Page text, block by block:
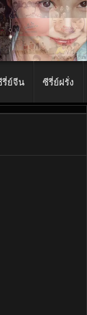
รี่ย์จีน ซีรี่ย์ฝรั่ง